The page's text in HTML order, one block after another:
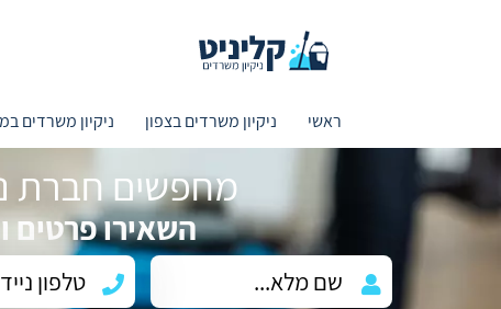
ראשי ניקיון משרדים בצפון ניקיון משרדים
מחפשים חברת
השאירו פרטים